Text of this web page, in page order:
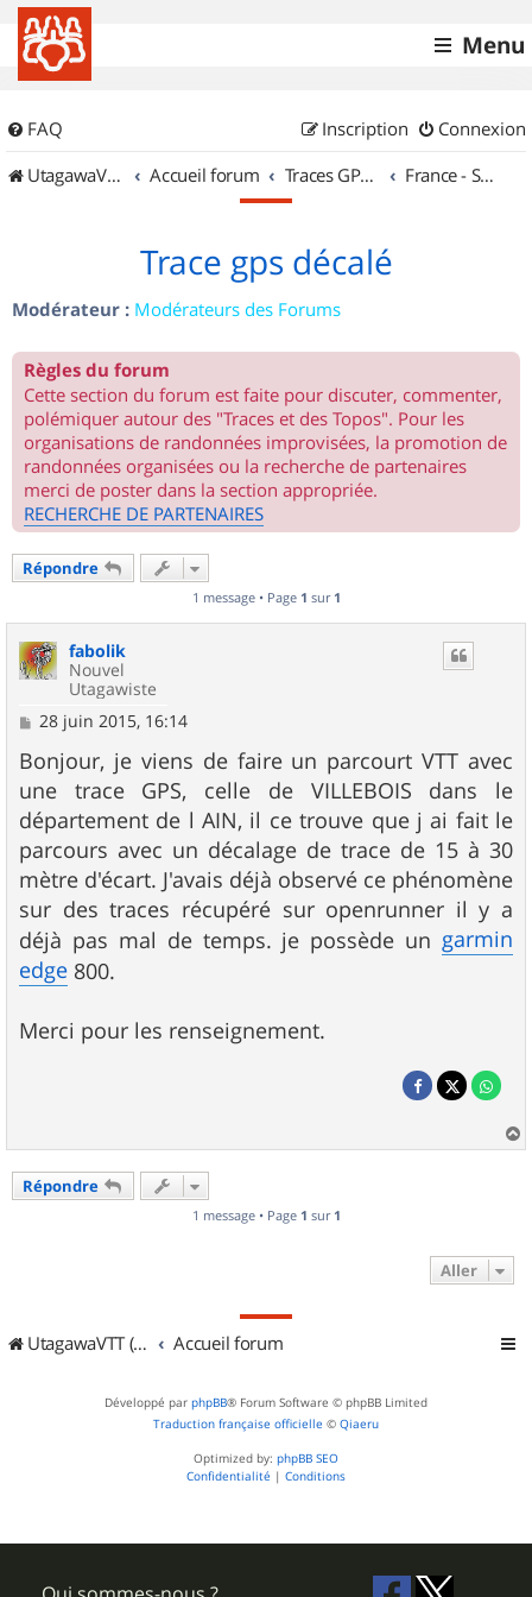
Menu
FAQ Connexion
Inscription
UtagawaVTT (Randos VTT et VTTAE avec traces GPS)
Accueil forum Traces GPS de randos VTT France - Sud Est
Trace gps décalé
Modérateur : Modérateurs des Forums
Règles du forum
Cette section du forum est faite pour discuter, commenter,
polémiquer autour des "Traces et des Topos". Pour les
organisations de randonnées improvisées, la promotion de
randonnées organisées ou la recherche de partenaires
merci de poster dans la section appropriée.
RECHERCHE DE PARTENAIRES
Répondre
1 message • Page 1 sur 1
fabolik
Nouvel
Utagawiste
M
s
s
a
g
e
28 juin 2015, 16:14
Bonjour, je viens de faire un parcourt VTT avec
une trace GPS, celle de VILLEBOIS dans le
département de l AIN, il ce trouve que j ai fait le
parcours avec un décalage de trace de 15 à 30
mètre d'écart. J'avais déjà observé ce phénomène
sur des traces récupéré sur openrunner il y a
déjà pas mal de temps. je possède un garmin
edge 800.
Merci pour les renseignement.
a
Répondre
1 message • Page 1 sur 1
Aller
UtagawaVTT (Randos VTT et VTTAE avec traces GPS) Accueil forum
Développé par phpBB® Forum Software © phpBB Limited
Traduction française officielle © Qiaeru
Optimized by: phpBB SEO
Confidentialité | Conditions